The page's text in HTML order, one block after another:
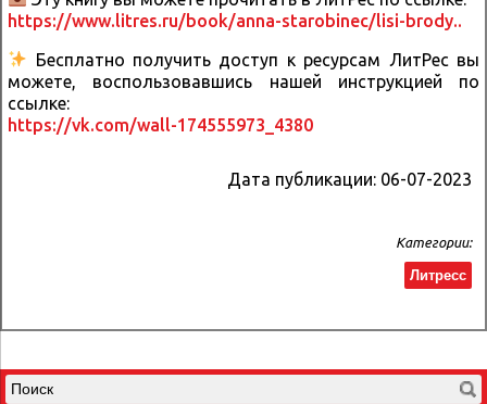
https://www.litres.ru/book/anna-starobinec/lisi-brody..
Бесплатно получить доступ к ресурсам ЛитРес вы
можете, воспользовавшись нашей инструкцией по
ссылке:
https://vk.com/wall-174555973_4380
Дата публикации: 06-07-2023
Категории:
Литресс